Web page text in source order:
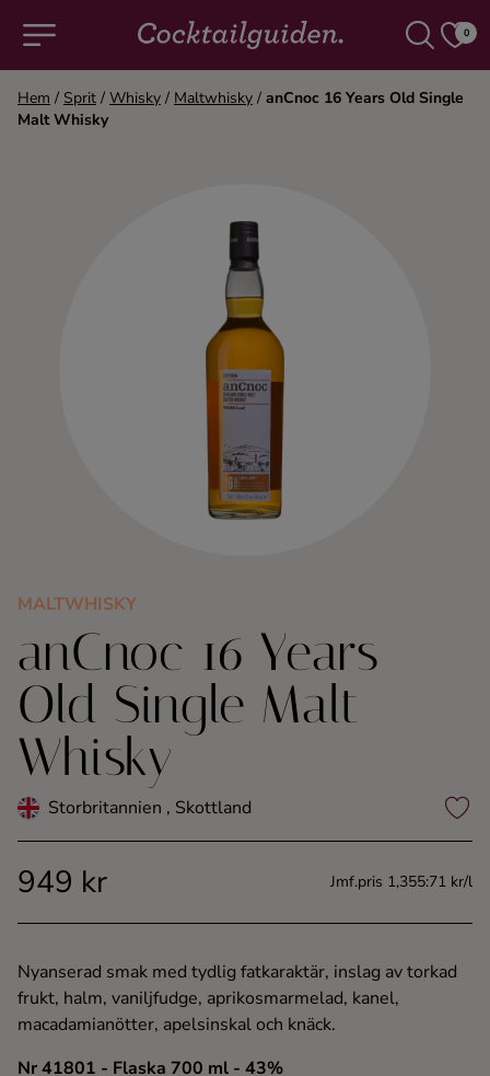
0
COCKTAILS & DRINKAR
Likör
Rom
Shots
Tequila
Vodka
Ingredienser
Hem / Sprit / Whisky / Maltwhisky / anCnoc 16 Years Old Single
Malt Whisky
MALTWHISKY
anCnoc 16 Years
Old Single Malt
Whisky
Storbritannien , Skottland
949 kr Jmf.pris 1,355:71 kr/l
Nyanserad smak med tydlig fatkaraktär, inslag av torkad
frukt, halm, vaniljfudge, aprikosmarmelad, kanel,
macadamianötter, apelsinskal och knäck.
Nr 41801 - Flaska 700 ml - 43%